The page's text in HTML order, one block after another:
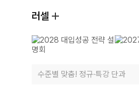
러셀
수준별 맞춤! 정규·특강 단과